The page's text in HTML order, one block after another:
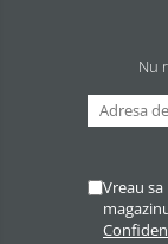
Nu
Vreau